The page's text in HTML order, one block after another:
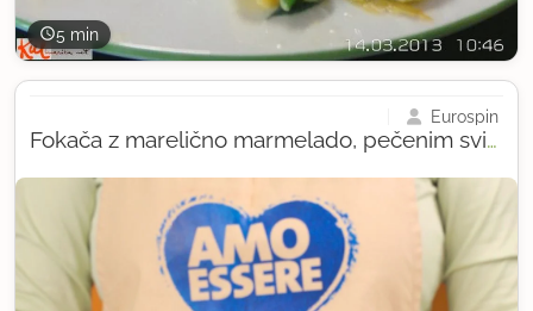
5 min
Fokača z marelično marmelado, pečenim svinjskim filejem, rukolo in sirom provolone
Eurospin